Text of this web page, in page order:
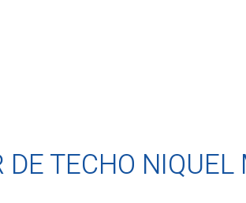
DE TECHO NIQUEL